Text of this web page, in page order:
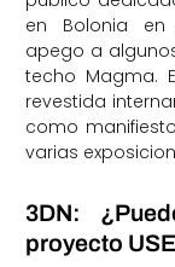
en Bolonia en
apego a
techo Magma.
revestida
como
varias
3DN:
proyecto USE